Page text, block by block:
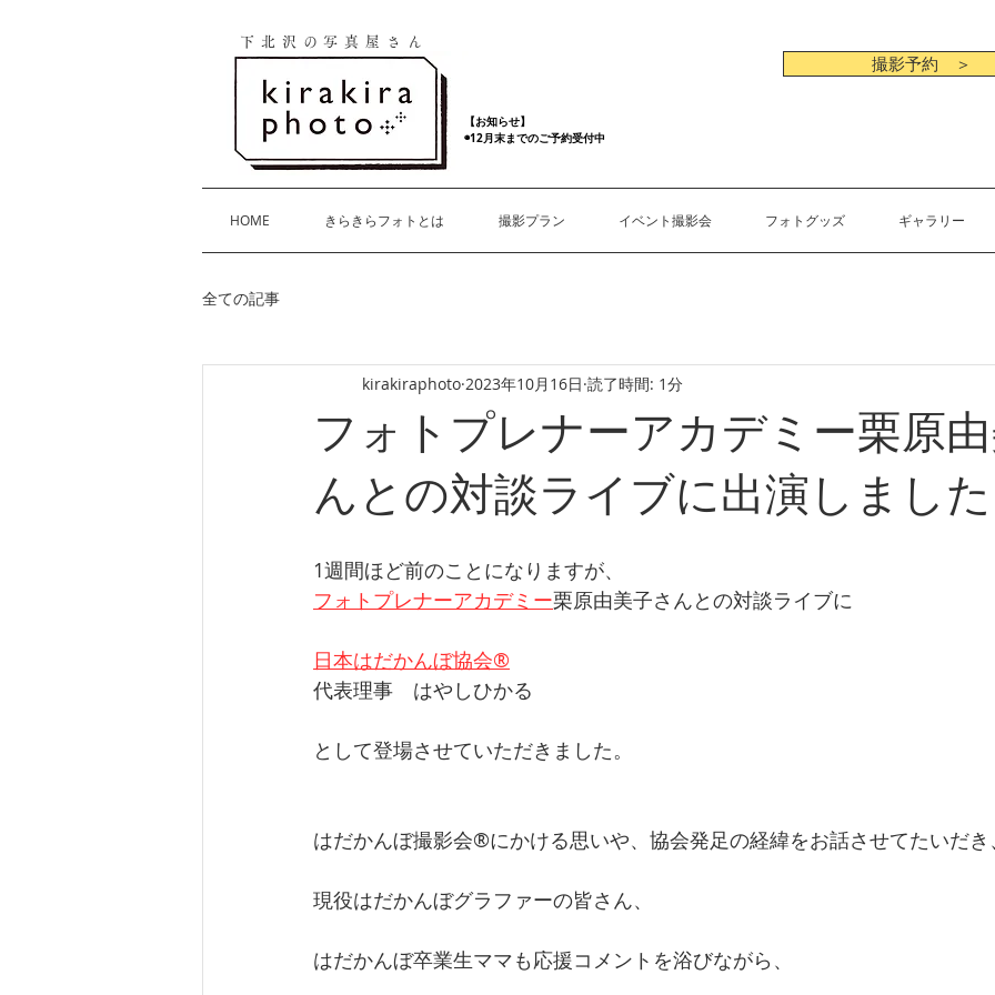
下北沢の写真屋さん
【お知らせ】
◉12月末までのご予約受付中
撮影予約 ＞
HOME きらきらフォトとは 撮影プラン イベント撮影会 フォトグッズ ギャラリー
全ての記事
フォトプレナーアカデミー栗原
んとの対談ライブに出演しました
kirakiraphoto 2023年10月16日 読了時間: 1分
1週間ほど前のことになりますが、
フォトプレナーアカデミー栗原由美子さんとの対談ライブに
日本はだかんぼ協会®
代表理事　はやしひかる
として登場させていただきました。
はだかんぼ撮影会®にかける思いや、協会発足の経緯をお話させてたいだき
現役はだかんぼグラファーの皆さん、
はだかんぼ卒業生ママも応援コメントを浴びながら、